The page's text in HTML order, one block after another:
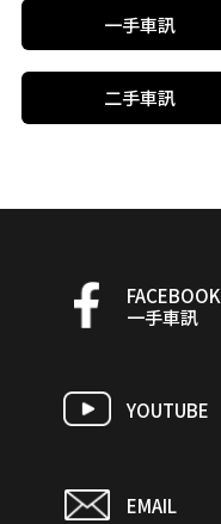
一手車訊
二手車訊
FACEBOOK
一手車訊
YOUTUBE
EMAIL